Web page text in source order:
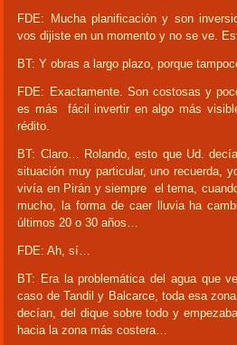
FDE: Mucha planificación y son
vos dijiste en un momento y no se ve.
BT: Y obras a largo plazo, porque
FDE: Exactamente. Son costosas y
es más fácil invertir en algo más
rédito.
BT: Claro… Rolando, esto que Ud.
situación muy particular, uno recuerda,
vivía en Pirán y siempre el tema,
mucho, la forma de caer lluvia ha
últimos 20 o 30 años…
FDE: Ah, sí…
BT: Era la problemática del agua que
caso de Tandil y Balcarce, toda esa
decían, del dique sobre todo y
hacia la zona más costera…